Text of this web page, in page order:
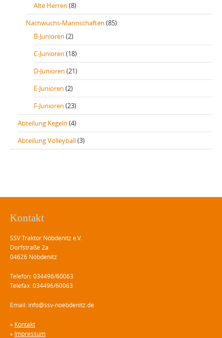
Alte Herren (8)
Nachwuchs-Mannschaften (85)
B-Junioren (2)
C-Junioren (18)
D-Junioren (21)
E-Junioren (2)
F-Junioren (23)
Abteilung Kegeln (4)
Abteilung Volleyball(3)
Kontakt
SSV Traktor Nöbdenitz e.V.
Dorfstraße 2a
04626 Nöbdenitz
Telefon: 034496/60063
Telefax: 034496/60063
Email: info@ssv-noebdenitz.de
» Kontakt
» Impressum